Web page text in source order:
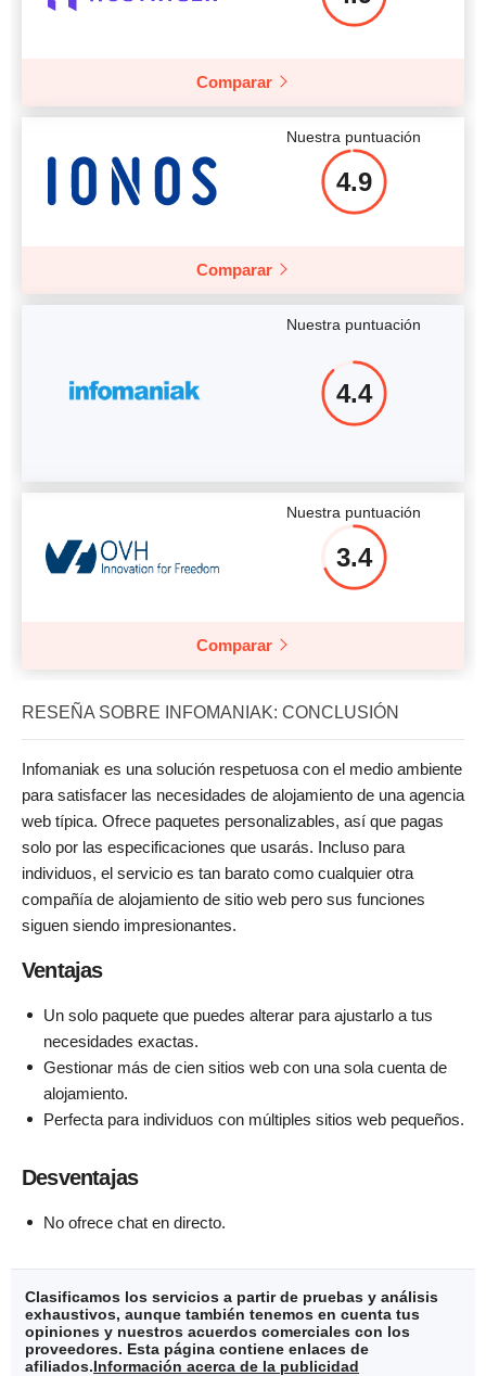
Más información
Comparar
Nuestra puntuación
4.9
Comparar
Nuestra puntuación
4.4
Nuestra puntuación
3.4
Comparar
RESEÑA SOBRE INFOMANIAK: CONCLUSIÓN
Infomaniak es una solución respetuosa con el medio ambiente
para satisfacer las necesidades de alojamiento de una agencia
web típica. Ofrece paquetes personalizables, así que pagas
solo por las especificaciones que usarás. Incluso para
individuos, el servicio es tan barato como cualquier otra
compañía de alojamiento de sitio web pero sus funciones
siguen siendo impresionantes.
Ventajas
Un solo paquete que puedes alterar para ajustarlo a tus
necesidades exactas.
Gestionar más de cien sitios web con una sola cuenta de
alojamiento.
Perfecta para individuos con múltiples sitios web pequeños.
Desventajas
No ofrece chat en directo.
Clasificamos los servicios a partir de pruebas y análisis
exhaustivos, aunque también tenemos en cuenta tus
opiniones y nuestros acuerdos comerciales con los
proveedores. Esta página contiene enlaces de
afiliados.Información acerca de la publicidad